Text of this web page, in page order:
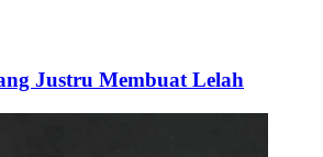
Justru Membuat Lelah